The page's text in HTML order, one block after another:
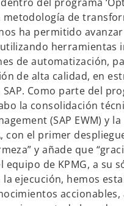
u
de
ha permitido
herramientas
de automatización,
de alta calidad, en
Como parte del
la consolidación
(SAP EWM) y
con el primer
y añade que
de KPMG, a su
la ejecución, hemos
accionables,